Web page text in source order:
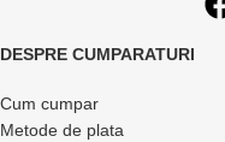
DESPRE CUMPARATURI
Cum cumpar
Metode de plata